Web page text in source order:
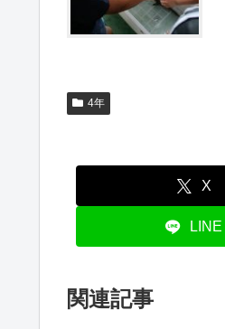
4年
X
LINE
関連記事